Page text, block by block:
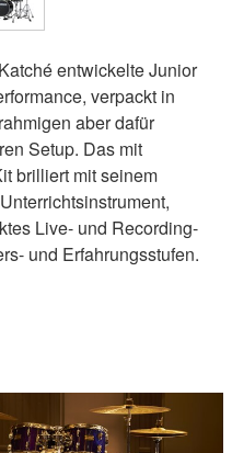
entwickelte Junior
verpackt in
aber dafür
Setup. Das mit
brilliert mit seinem
Live- und Recording-
und Erfahrungsstufen.